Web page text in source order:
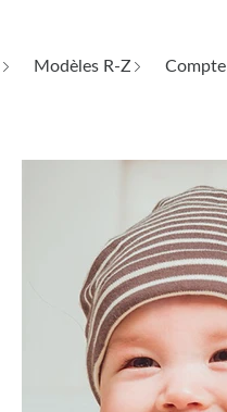
Modèles R-Z Compte